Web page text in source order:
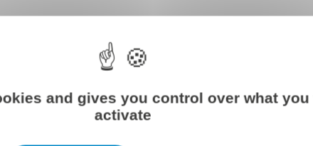
Antoine Français
Partner - International
and gives you control over what you
activate